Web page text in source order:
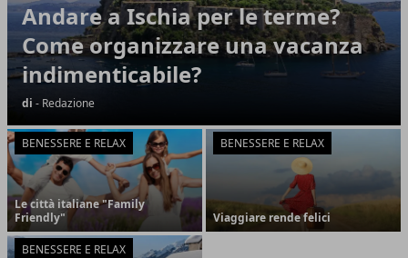
Andare a Ischia per le terme?
Come organizzare una vacanza
indimenticabile?
di - Redazione
BENESSERE E RELAX
Le città italiane "Family
Friendly"
BENESSERE E RELAX
Viaggiare rende felici
BENESSERE E RELAX